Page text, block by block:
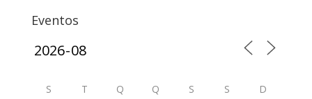
Eventos
S T Q Q S S D